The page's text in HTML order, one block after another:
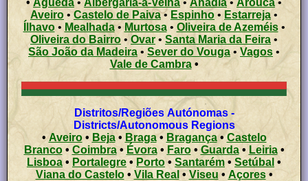
Aveiro •Castelo de Paiva• Espinho • Estarreja •
Ílhavo• Mealhada•Murtosa• Oliveira de Azeméis•
Oliveira do Bairro •Ovar • Santa Maria da Feira •
São João da Madeira • Sever do Vouga • Vagos •
Vale de Cambra •
Distritos/Regiões Autónomas -
Districts/Autonomous Regions
• Aveiro• Beja• Braga• Bragança•Castelo
Branco• Coimbra• Évora• Faro• Guarda• Leiria•
Lisboa • Portalegre • Porto • Santarém • Setúbal •
Viana do Castelo• Vila Real •Viseu • Açores•